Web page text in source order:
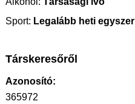
Sport: Legalább heti egyszer
Társkeresőről
Azonosító:
365972